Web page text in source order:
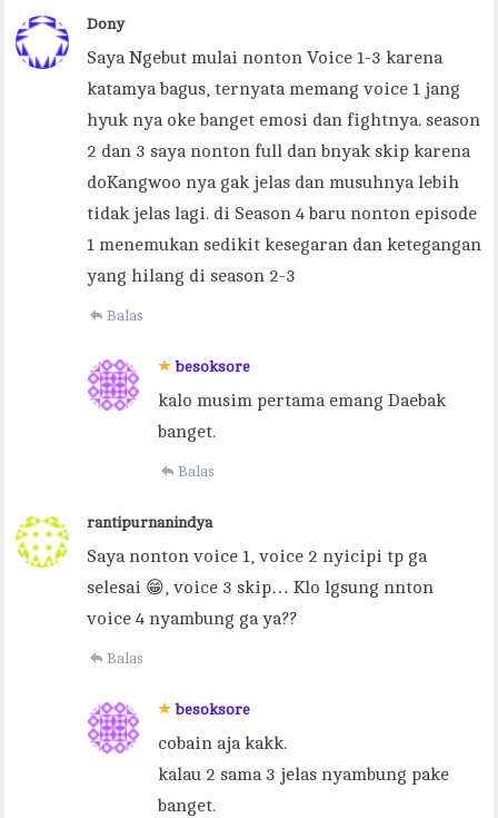
Dony
Saya Ngebut mulai nonton Voice 1-3 karena
katamya bagus, ternyata memang voice 1 jang
hyuk nya oke banget emosi dan fightnya. season
2 dan 3 saya nonton full dan bnyak skip karena
doKangwoo nya gak jelas dan musuhnya lebih
tidak jelas lagi. di Season 4 baru nonton episode
1 menemukan sedikit kesegaran dan ketegangan
yang hilang di season 2-3
Balas
besoksore
kalo musim pertama emang Daebak
banget.
Balas
rantipurnanindya
Saya nonton voice 1, voice 2 nyicipi tp ga
selesai 😁, voice 3 skip… Klo lgsung nnton
voice 4 nyambung ga ya??
Balas
besoksore
cobain aja kakk.
kalau 2 sama 3 jelas nyambung pake
banget.